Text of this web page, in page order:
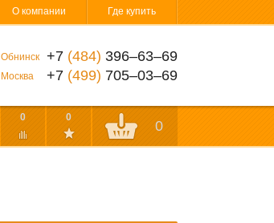
О компании Где купить
Обнинск +7 (484) 396‒63‒69
Москва +7 (499) 705‒03‒69
0 0
0